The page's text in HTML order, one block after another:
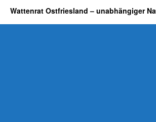
Wattenrat Ostfriesland – unabhängiger